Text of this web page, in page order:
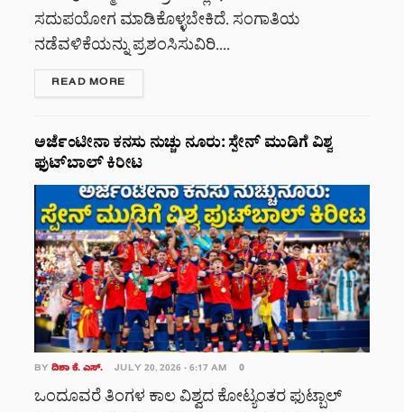
ಸದುಪಯೋಗ ಮಾಡಿಕೊಳ್ಳಬೇಕಿದೆ. ಸಂಗಾತಿಯ
ನಡೆವಳಿಕೆಯನ್ನು ಪ್ರಶಂಸಿಸುವಿರಿ....
READ MORE
ಅರ್ಜೆಂಟೀನಾ ಕನಸು ನುಚ್ಚು ನೂರು: ಸ್ಪೇನ್ ಮುಡಿಗೆ ವಿಶ್ವ
ಫುಟ್‌ಬಾಲ್ ಕಿರೀಟ
BY ದಿಶಾ ಕೆ. ಎಸ್. JULY 20, 2026 - 6:17 AM 0
ಒಂದೂವರೆ ತಿಂಗಳ ಕಾಲ ವಿಶ್ವದ ಕೋಟ್ಯಂತರ ಫುಟ್ಬಾಲ್